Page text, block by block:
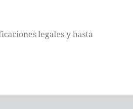
legales y hasta